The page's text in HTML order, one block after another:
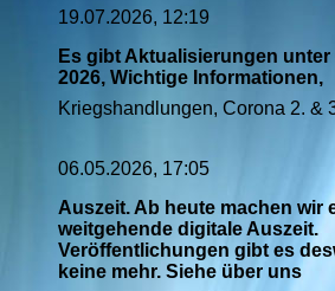
19.07.2026, 12:19
Es gibt Aktualisierungen
2026, Wichtige Informationen,
Kriegshandlungen, Corona 2. &
06.05.2026, 17:05
Auszeit. Ab heute machen wir
weitgehende digitale Auszeit.
Veröffentlichungen gibt es
keine mehr. Siehe über uns